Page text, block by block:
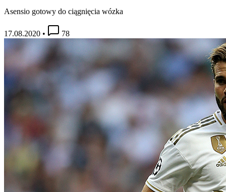
Asensio gotowy do ciągnięcia wózka
17.08.2020 • 78